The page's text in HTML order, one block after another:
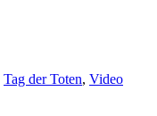
Tag der Toten, Video